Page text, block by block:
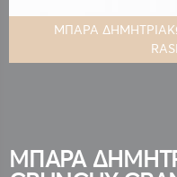
ΜΠΑΡΑ
της
συλλογής
ΜΠΑΡΑ